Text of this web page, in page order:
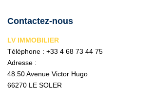
CONTACT
Contactez-nous
LV IMMOBILIER
Téléphone : +33 4 68 73 44 75
Adresse :
48.50 Avenue Victor Hugo
66270 LE SOLER